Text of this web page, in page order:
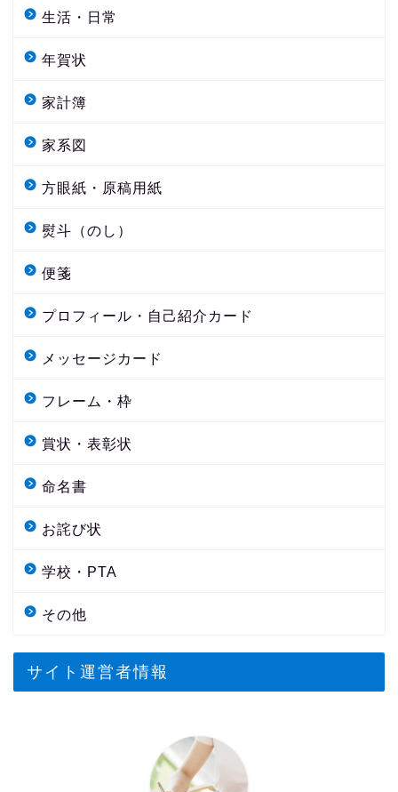
生活・日常
年賀状
家計簿
家系図
方眼紙・原稿用紙
熨斗（のし）
便箋
プロフィール・自己紹介カード
メッセージカード
フレーム・枠
賞状・表彰状
命名書
お詫び状
学校・PTA
その他
サイト運営者情報